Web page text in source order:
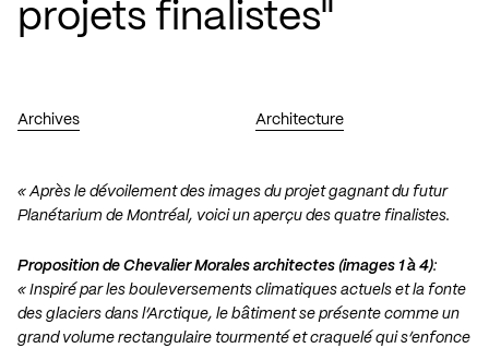
projets finalistes"
Archives Architecture
« Après le dévoilement des images du projet gagnant du futur
Planétarium de Montréal, voici un aperçu des quatre finalistes.
Proposition de Chevalier Morales architectes (images 1 à 4):
« Inspiré par les bouleversements climatiques actuels et la fonte
des glaciers dans l’Arctique, le bâtiment se présente comme un
grand volume rectangulaire tourmenté et craquelé qui s’enfonce